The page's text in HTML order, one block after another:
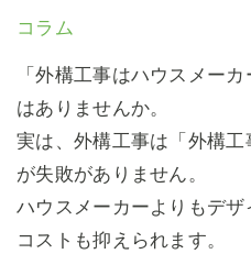
コラム
「外構工事はハウスメー
はありませんか。
実は、外構工事は「外構
が失敗がありません。
ハウスメーカーよりもデ
コストも抑えられます。